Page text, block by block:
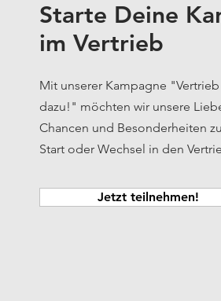
Starte Deine
im Vertrieb
Mit unserer Kampagne
dazu!" möchten wir unsere
Chancen und Besonderheiten
Start oder Wechsel in den
Jetzt teilnehmen!